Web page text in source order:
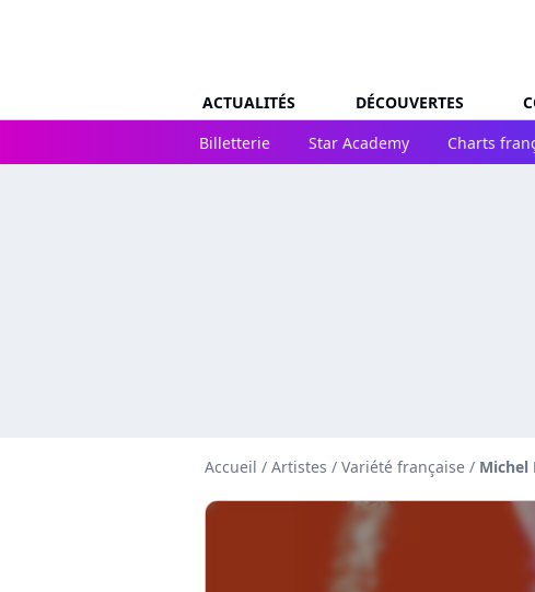
ACTUALITÉS DÉCOUVERTES
Billetterie
Star Academy Charts
Accueil / Artistes / Variété française / Michel